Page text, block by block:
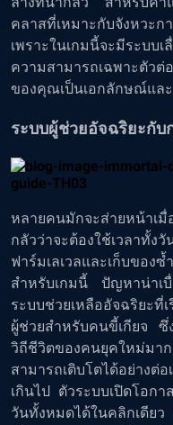
คลาสที่เหมาะกับจังหวะก
เพราะในเกมนี้จะมีระบ
ความสามารถเฉพาะตัว
ของคุณเป็นเอกลักษณ์แล
ระบบผู้ช่วยอัจฉริยะกับ
หลายคนมักจะส่ายหน้าเ
กลัวว่าจะต้องใช้เวลาทั้ง
ฟาร์มเลเวลและเก็บข
สำหรับเกมนี้ ปัญหาน่าเบื่
ระบบช่วยเหลืออัจฉริยะที่
ผู้ช่วยสำหรับคนขี้เกียจ ซึ่
วิถีชีวิตของคนยุคใหม่
สามารถเติบโตได้อย่างต่
เกินไป ตัวระบบเปิดโอก
วันทั้งหมดได้ในคลิกเดีย